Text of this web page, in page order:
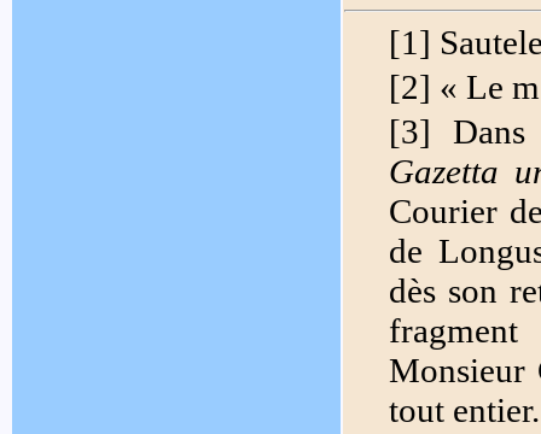
[1]
[2] « Le
[3] Dans
Gazetta
Courier
de
dès son
Monsieur
tout